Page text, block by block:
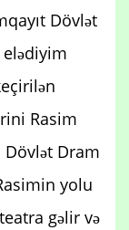
Dövlət
Rasim
Dövlət Dram
yolu
gəlir və